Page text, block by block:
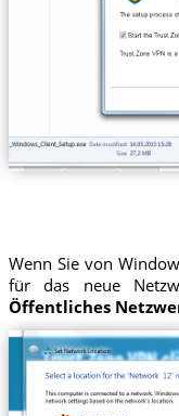
Wenn Sie von
für das neue
Öffentliches